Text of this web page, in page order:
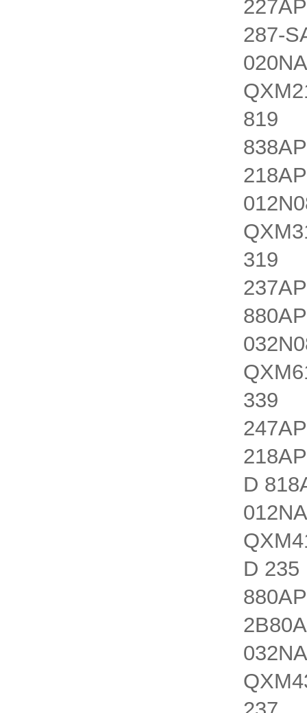
287-
819
319
339
D
D